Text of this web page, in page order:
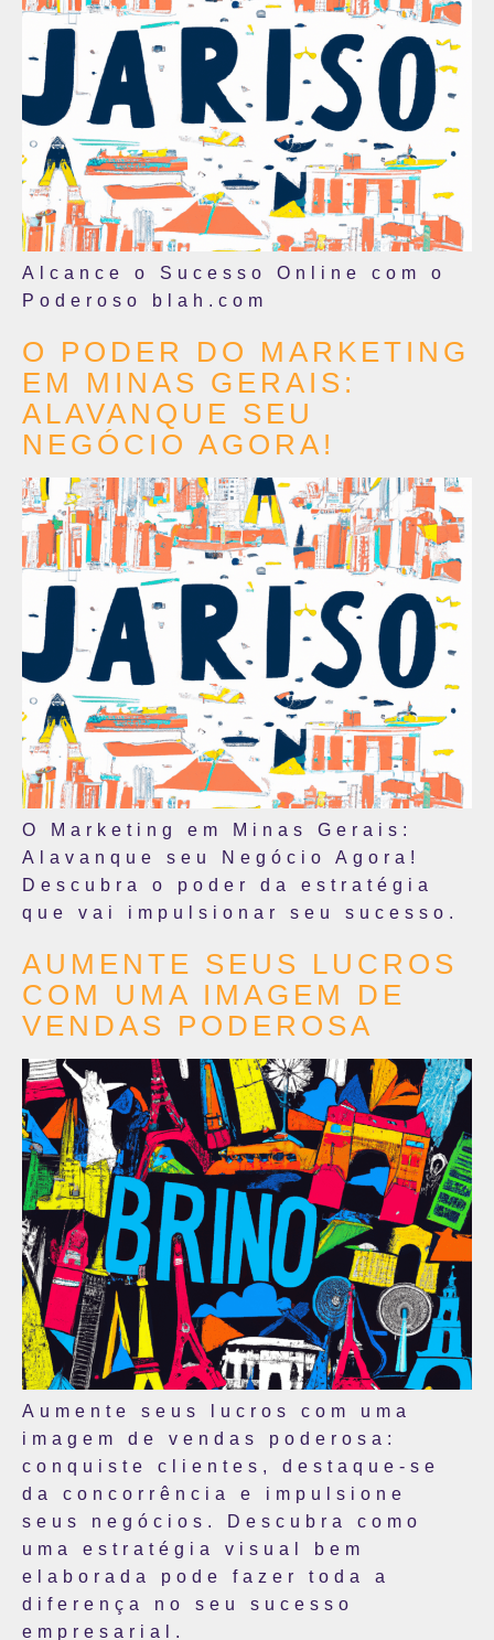
Alcance o Sucesso Online com o
Poderoso blah.com
O PODER DO MARKETING
EM MINAS GERAIS:
ALAVANQUE SEU
NEGÓCIO AGORA!
O Marketing em Minas Gerais:
Alavanque seu Negócio Agora!
Descubra o poder da estratégia
que vai impulsionar seu sucesso.
AUMENTE SEUS LUCROS
COM UMA IMAGEM DE
VENDAS PODEROSA
Aumente seus lucros com uma
imagem de vendas poderosa:
conquiste clientes, destaque-se
da concorrência e impulsione
seus negócios. Descubra como
uma estratégia visual bem
elaborada pode fazer toda a
diferença no seu sucesso
empresarial.